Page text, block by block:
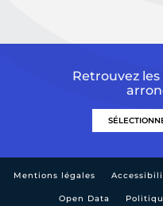
Retrouvez
Mentions légales
Open Data